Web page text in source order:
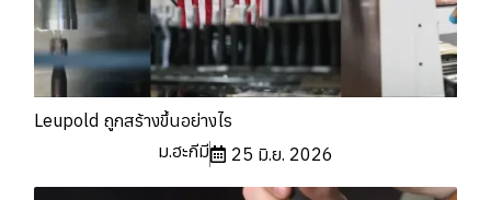
Leupold ถูกสร้างขึ้นอย่างไร
ม.ฮะกีมี
25 มิ.ย. 2026